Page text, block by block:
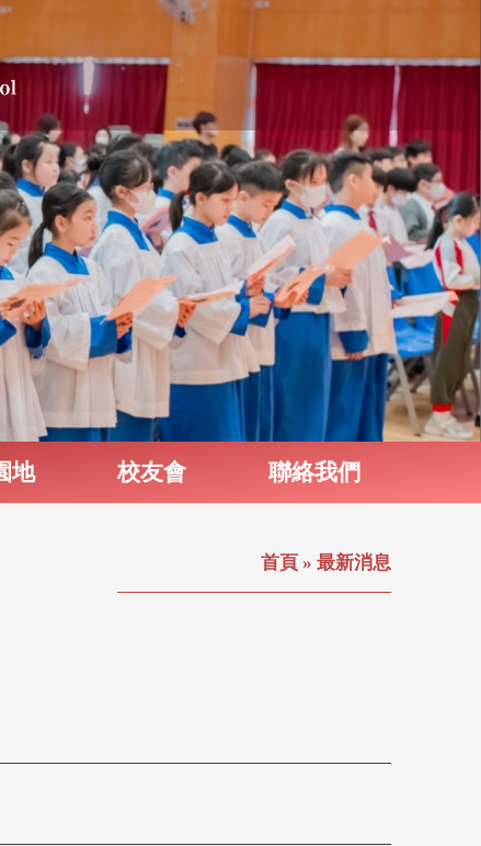
地 校友會 聯絡我們
首頁 » 最新消息